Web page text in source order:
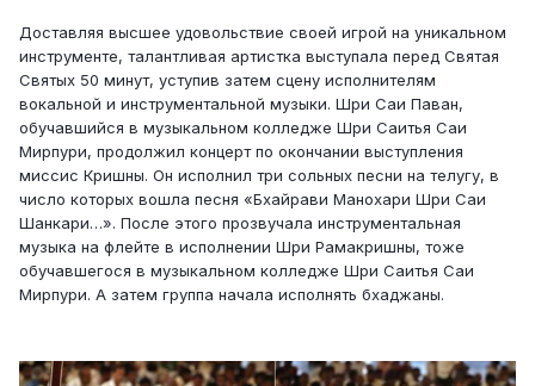
Доставляя высшее удовольствие своей игрой на уникальном
инструменте, талантливая артистка выступала перед Святая
Святых 50 минут, уступив затем сцену исполнителям
вокальной и инструментальной музыки. Шри Саи Паван,
обучавшийся в музыкальном колледже Шри Саитья Саи
Мирпури, продолжил концерт по окончании выступления
миссис Кришны. Он исполнил три сольных песни на телугу, в
число которых вошла песня «Бхайрави Манохари Шри Саи
Шанкари…». После этого прозвучала инструментальная
музыка на флейте в исполнении Шри Рамакришны, тоже
обучавшегося в музыкальном колледже Шри Саитья Саи
Мирпури. А затем группа начала исполнять бхаджаны.